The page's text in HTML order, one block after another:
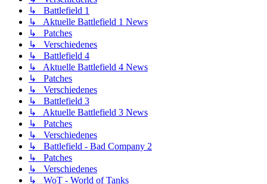
↳ Battlefield 1
↳ Aktuelle Battlefield 1 News
↳ Patches
↳ Verschiedenes
↳ Battlefield 4
↳ Aktuelle Battlefield 4 News
↳ Patches
↳ Verschiedenes
↳ Battlefield 3
↳ Aktuelle Battlefield 3 News
↳ Patches
↳ Verschiedenes
↳ Battlefield - Bad Company 2
↳ Patches
↳ Verschiedenes
↳ WoT - World of Tanks